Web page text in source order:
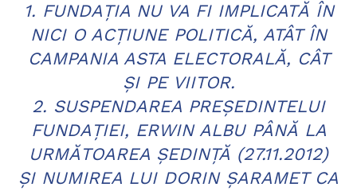
1. FUNDAȚIA NU VA FI IMPLICATĂ ÎN
NICI O ACȚIUNE POLITICĂ, ATÂT ÎN
CAMPANIA ASTA ELECTORALĂ, CÂT
ȘI PE VIITOR.
2. SUSPENDAREA PREȘEDINTELUI
FUNDAȚIEI, ERWIN ALBU PÂNĂ LA
URMĂTOAREA ȘEDINȚĂ (27.11.2012)
ȘI NUMIREA LUI DORIN ȘARAMET CA